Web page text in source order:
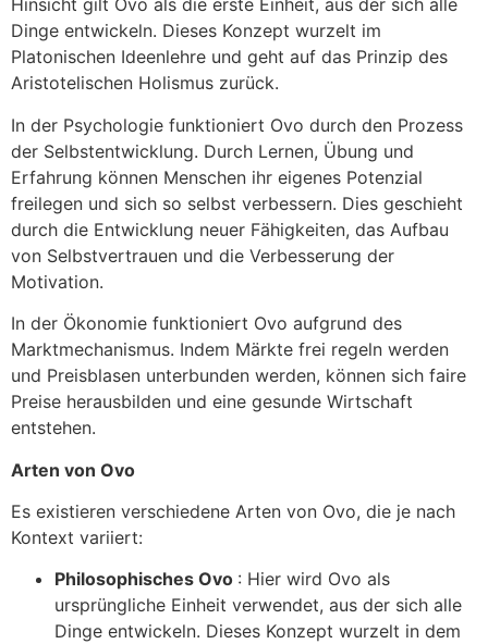
Hinsicht gilt Ovo als die erste Einheit, aus der sich alle
Dinge entwickeln. Dieses Konzept wurzelt im
Platonischen Ideenlehre und geht auf das Prinzip des
Aristotelischen Holismus zurück.
In der Psychologie funktioniert Ovo durch den Prozess
der Selbstentwicklung. Durch Lernen, Übung und
Erfahrung können Menschen ihr eigenes Potenzial
freilegen und sich so selbst verbessern. Dies geschieht
durch die Entwicklung neuer Fähigkeiten, das Aufbau
von Selbstvertrauen und die Verbesserung der
Motivation.
In der Ökonomie funktioniert Ovo aufgrund des
Marktmechanismus. Indem Märkte frei regeln werden
und Preisblasen unterbunden werden, können sich faire
Preise herausbilden und eine gesunde Wirtschaft
entstehen.
Arten von Ovo
Es existieren verschiedene Arten von Ovo, die je nach
Kontext variiert:
Philosophisches Ovo : Hier wird Ovo als
ursprüngliche Einheit verwendet, aus der sich alle
Dinge entwickeln. Dieses Konzept wurzelt in dem